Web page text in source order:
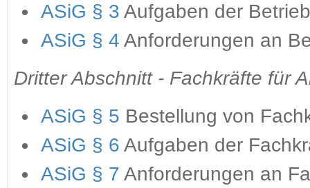
ASiG § 3 Aufgaben der
ASiG § 4 Anforderungen an
Dritter Abschnitt - Fachkräfte für
ASiG § 5 Bestellung von
ASiG § 6 Aufgaben der
ASiG § 7 Anforderungen an